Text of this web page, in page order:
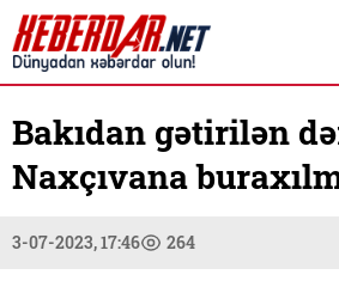
Bakıdan gətirilən
Naxçıvana
3-07-2023, 17:46 264